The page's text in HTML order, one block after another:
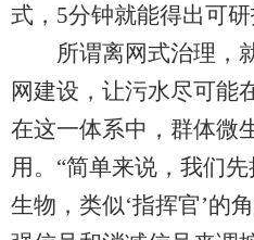
式，5分钟就能得出可研
所谓离网式治理，
网建设，让污水尽可能
在这一体系中，群体微
用。“简单来说，我们
生物，类似‘指挥官’的